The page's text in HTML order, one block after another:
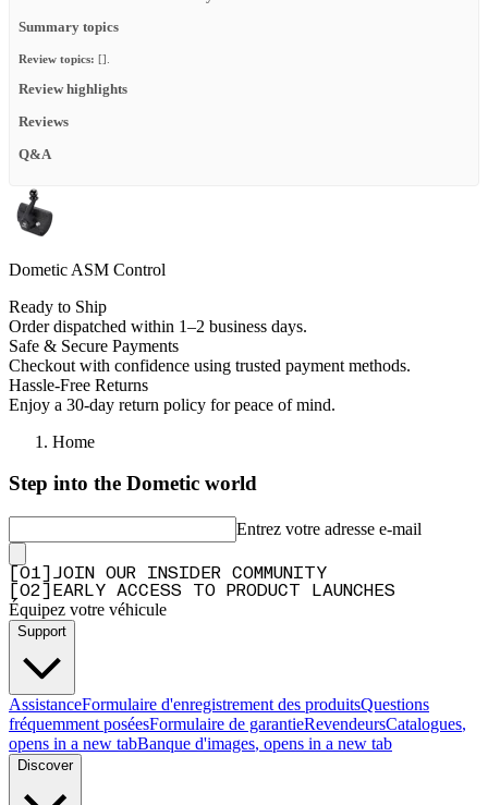
Summary topics
Review topics: [].
Review highlights
Reviews
Q&A
Dometic ASM Control
Ready to Ship
Order dispatched within 1–2 business days.
Safe & Secure Payments
Checkout with confidence using trusted payment methods.
Hassle-Free Returns
Enjoy a 30-day return policy for peace of mind.
Home
Step into the Dometic world
Entrez votre adresse e-mail
01
JOIN OUR INSIDER COMMUNITY
02 EARLY ACCESS TO PRODUCT LAUNCHES
Équipez votre véhicule
Support
AssistanceFormulaire d'enregistrement des produitsQuestions
fréquemment poséesFormulaire de garantieRevendeursCatalogues,
opens in a new tabBanque d'images, opens in a new tab
Discover